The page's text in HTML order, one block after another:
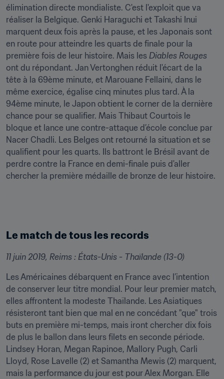
élimination directe mondialiste. C'est l'exploit que va
réaliser la Belgique. Genki Haraguchi et Takashi Inui
marquent deux fois après la pause, et les Japonais sont
en route pour atteindre les quarts de finale pour la
première fois de leur histoire. Mais les Diables Rouges
ont du répondant. Jan Vertonghen réduit l'écart de la
tête à la 69ème minute, et Marouane Fellaini, dans le
même exercice, égalise cinq minutes plus tard. À la
94ème minute, le Japon obtient le corner de la dernière
chance pour se qualifier. Mais Thibaut Courtois le
bloque et lance une contre-attaque d’école conclue par
Nacer Chadli. Les Belges ont retourné la situation et se
qualifient pour les quarts. Ils battront le Brésil avant de
perdre contre la France en demi-finale puis d'aller
chercher la première médaille de bronze de leur histoire.
Le match de tous les records
11 juin 2019, Reims : États-Unis - Thaïlande (13-0)
Les Américaines débarquent en France avec l’intention
de conserver leur titre mondial. Pour leur premier match,
elles affrontent la modeste Thaïlande. Les Asiatiques
résisteront tant bien que mal en ne concédant "que" trois
buts en première mi-temps, mais iront chercher dix fois
de plus le ballon dans leurs filets en seconde période.
Lindsey Horan, Megan Rapinoe, Mallory Pugh, Carli
Lloyd, Rose Lavelle (2) et Samantha Mewis (2) marquent,
mais la performance du jour est pour Alex Morgan. Elle